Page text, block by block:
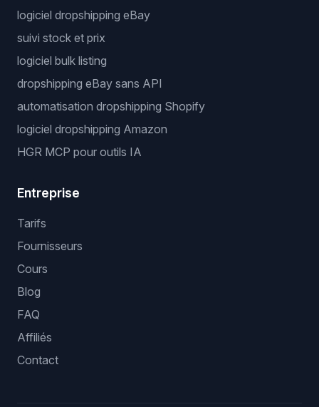
logiciel dropshipping eBay
suivi stock et prix
logiciel bulk listing
dropshipping eBay sans API
automatisation dropshipping Shopify
logiciel dropshipping Amazon
HGR MCP pour outils IA
Entreprise
Tarifs
Fournisseurs
Cours
Blog
FAQ
Affiliés
Contact